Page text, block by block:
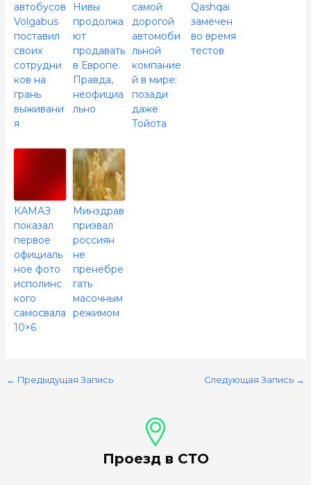
автобусов
Volgabus
поставил
своих
сотрудни
ков на
грань
выживани
я
Нивы
продолжа
ют
продавать
в Европе.
Правда,
неофициа
льно
самой
дорогой
автомоби
льной
компание
й в мире:
позади
даже
Тойота
Qashqai
замечен
во время
тестов
КАМАЗ
показал
первое
официаль
ное фото
исполинс
кого
самосвала
10×6
Минздрав
призвал
россиян
не
пренебре
гать
масочным
режимом
← Предыдущая Запись Следующая Запись →
Проезд в СТО